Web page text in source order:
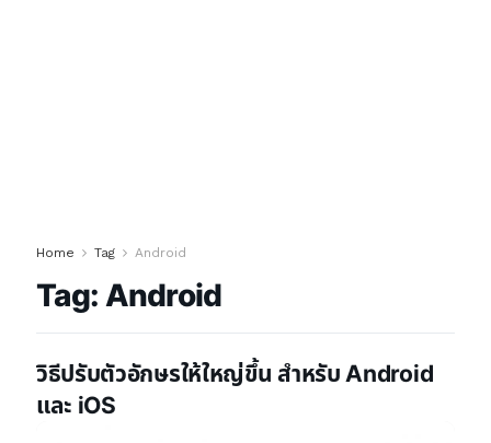
Home Tag Android
Tag: Android
วิธีปรับตัวอักษรให้ใหญ่ขึ้น สำหรับ Android
และ iOS